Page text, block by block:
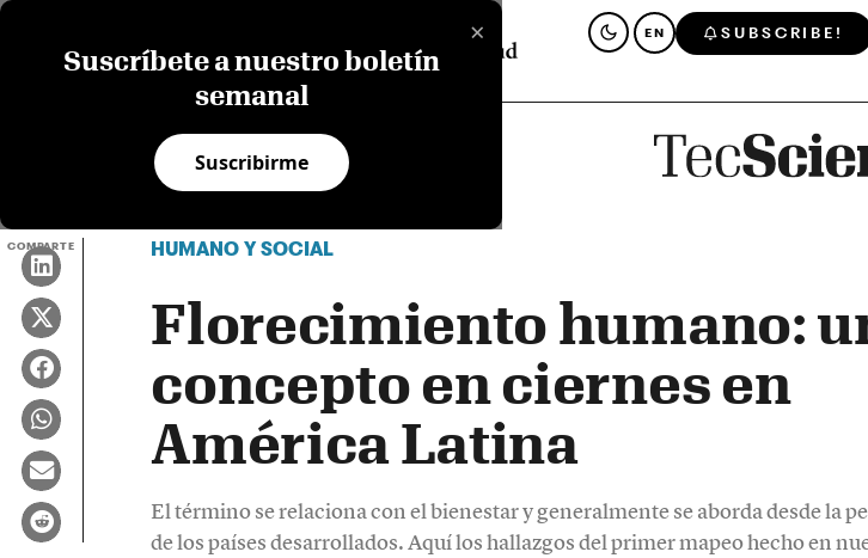
×
Suscríbete a nuestro boletín
semanal
Suscribirme
EN SUBSCRIBE!
COMPARTE HUMANO Y SOCIAL
Florecimiento humano:
concepto en ciernes en
América Latina
El término se relaciona con el bienestar y generalmente se aborda desde la
de los países desarrollados. Aquí los hallazgos del primer mapeo hecho en